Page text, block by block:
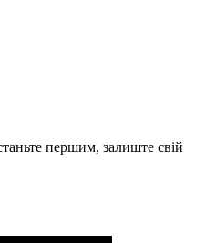
першим, залиште свій